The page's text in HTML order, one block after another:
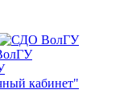
кабинет"